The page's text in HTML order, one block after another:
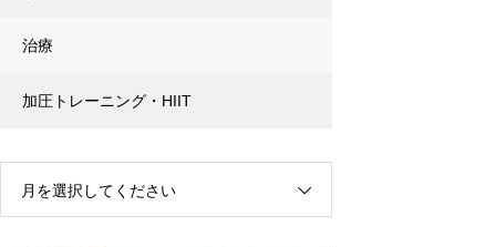
治療
加圧トレーニング・HIIT
月を選択してください